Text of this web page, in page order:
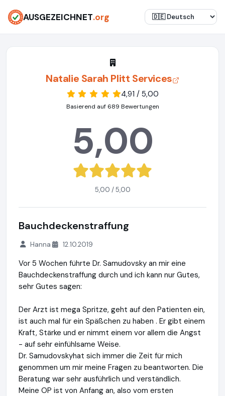
AUSGEZEICHNET.org
Natalie Sarah Plitt Services
4,91 / 5,00
Basierend auf 689 Bewertungen
5,00
5,00 / 5,00
Bauchdeckenstraffung
Hanna 12.10.2019
Vor 5 Wochen führte Dr. Samudovsky an mir eine
Bauchdeckenstraffung durch und ich kann nur Gutes,
sehr Gutes sagen:
Der Arzt ist mega Spritze, geht auf den Patienten ein,
ist auch mal für ein Späßchen zu haben . Er gibt einem
Kraft, Stärke und er nimmt einem vor allem die Angst
- auf sehr einfühlsame Weise.
Dr. Samudovskyhat sich immer die Zeit für mich
genommen um mir meine Fragen zu beantworten. Die
Beratung war sehr ausführlich und verständlich.
Meine OP ist von Anfang an, also vom ersten